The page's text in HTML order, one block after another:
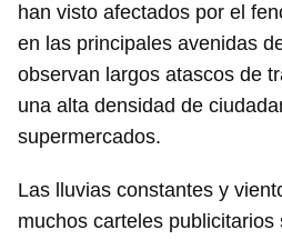
han visto afectados por el
en las principales avenidas
observan largos atascos de
una alta densidad de
supermercados.
Las lluvias constantes y
muchos carteles